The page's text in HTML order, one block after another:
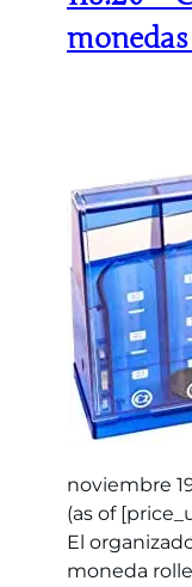
noviembre
(as of
El
moneda